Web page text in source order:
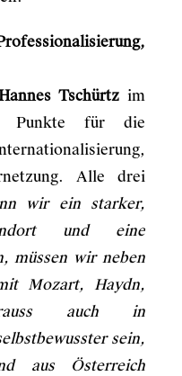
Tschürtz im
Punkte für die
Alle drei
wir ein starker,
und eine
müssen wir neben
Mozart, Haydn,
auch in
sein,
aus Österreich